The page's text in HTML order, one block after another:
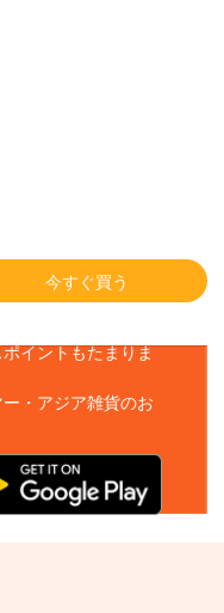
今すぐ買う
イントもたまりま
・アジア雑貨のお